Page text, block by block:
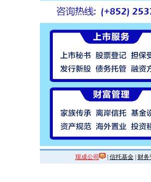
现成公司 | 信托基金| 财务